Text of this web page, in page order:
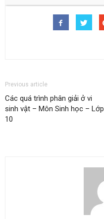
Previous article
Các quá trình phân giải ở vi
sinh vật – Môn Sinh học – Lớp
10